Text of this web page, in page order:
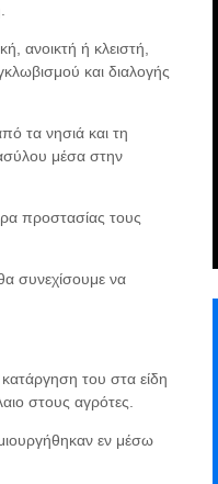
ανοικτή ή κλειστή,
και διαλογής
τα νησιά και τη
μέσα στην
προστασίας τους
συνεχίσουμε να
του στα είδη
στους αγρότες.
εν μέσω